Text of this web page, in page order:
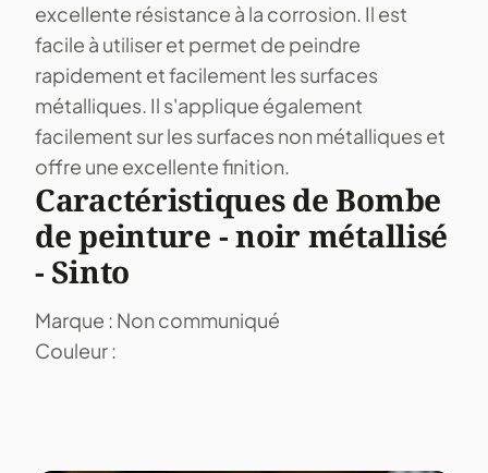
excellente résistance à la corrosion. Il est
facile à utiliser et permet de peindre
rapidement et facilement les surfaces
métalliques. Il s'applique également
facilement sur les surfaces non métalliques et
offre une excellente finition.
Caractéristiques de Bombe
de peinture - noir métallisé
- Sinto
Marque : Non communiqué
Couleur :